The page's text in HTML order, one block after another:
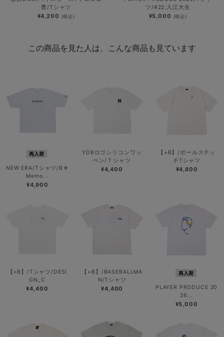
曹/Tシャツ
¥4,200 (税込)
ツ/#22:入江大生
¥5,000 (税込)
この商品を見た人は、こんな商品も見ています
再入荷
NEW ERA/Tシャツ/B☆
Memo...
¥4,900
YDBロゴシリコンワッ
ペン/Ｔシャツ
¥4,400
【+B】/ボールステッ
チTシャツ
¥4,800
【+B】/Tシャツ/DESI
GN_C
¥4,400
【+B】/BASEBALLMA
N/Tシャツ
¥4,400
再入荷
PLAYER PRODUCE 20
26...
¥5,000